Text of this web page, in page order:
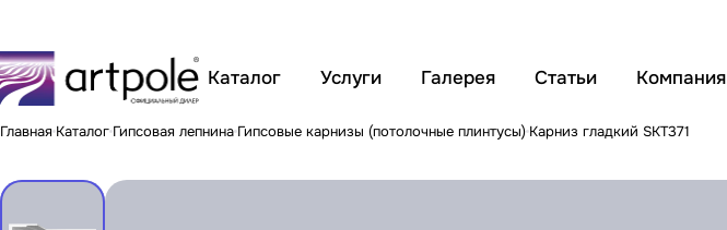
Каталог Услуги Галерея Статьи Компания
Главная Каталог Гипсовая лепнина Гипсовые карнизы (потолочные плинтусы) Карниз гладкий SKT371